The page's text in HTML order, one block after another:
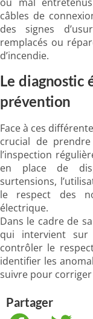
câbles de
des signes
remplacés ou
d’incendie.
Le diagnostic
prévention
Face à ces
crucial de
l’inspection
en place de
surtensions,
le respect des
électrique.
Dans le cadre de
qui intervient
contrôler le
identifier les
suivre pour corriger
Partager